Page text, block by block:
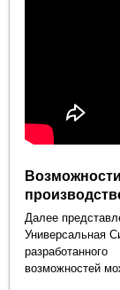
Далее
Универсальная
возможностей